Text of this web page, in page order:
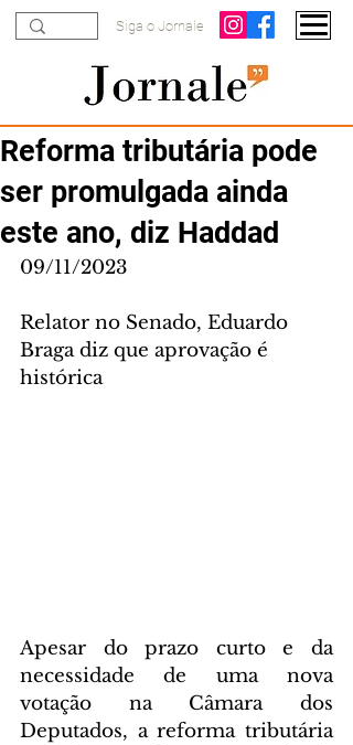
Siga o Jornale
Reforma tributária pode
ser promulgada ainda
este ano, diz Haddad
09/11/2023
Relator no Senado, Eduardo
Braga diz que aprovação é
histórica
Apesar do prazo curto e da
necessidade de uma nova
votação na Câmara dos
Deputados, a reforma tributária